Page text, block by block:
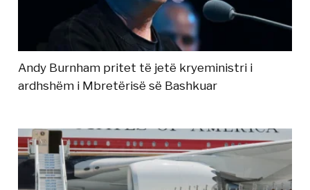
Andy Burnham pritet të jetë kryeministri i
ardhshëm i Mbretërisë së Bashkuar